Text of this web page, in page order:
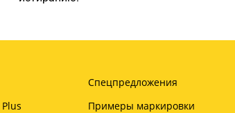
Спецпредложения
Примеры маркировки